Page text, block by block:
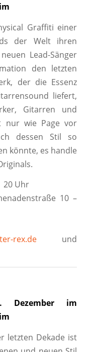
Graffiti einer
der Welt ihren
Lead-Sänger
den letzten
der die Essenz
liefert,
Gitarren und
nur wie Page vor
dessen Stil so
könnte, es handle
20 Uhr
10 –
rex.de und
Dezember im
letzten Dekade ist